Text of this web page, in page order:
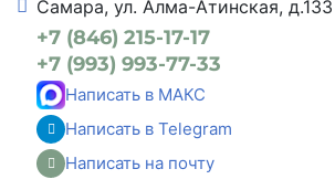
Самара, ул. Алма-Атинская, д.133
+7 (846) 215-17-17
+7 (993) 993-77-33
Написать в МАКС
Написать в Telegram
Написать на почту